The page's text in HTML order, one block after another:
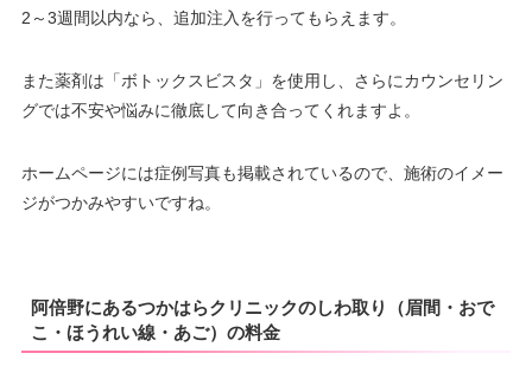
2～3週間以内なら、追加注入を行ってもらえます。
また薬剤は「ボトックスビスタ」を使用し、さらにカウンセリン
グでは不安や悩みに徹底して向き合ってくれますよ。
ホームページには症例写真も掲載されているので、施術のイメー
ジがつかみやすいですね。
阿倍野にあるつかはらクリニックのしわ取り（眉間・おで
こ・ほうれい線・あご）の料金